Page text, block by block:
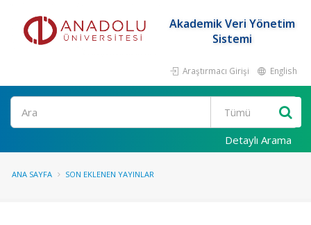
Akademik Veri Yönetim
Sistemi
Araştırmacı Girişi English
Ara
Detaylı Arama
ANA SAYFA SON EKLENEN YAYINLAR